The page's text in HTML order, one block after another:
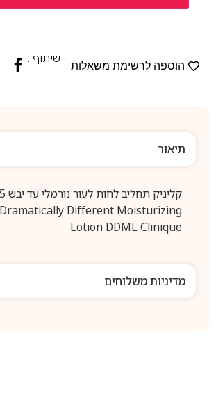
הוספה לרשימת משאלות
שיתוף :
תיאור
Different Moisturizing
Lotion DDML Clinique
מדיניות משלוחים